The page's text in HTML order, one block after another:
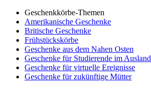
Geschenkkörbe-Themen
Amerikanische Geschenke
Britische Geschenke
Frühstückskörbe
Geschenke aus dem Nahen Osten
Geschenke für Studierende im Ausland
Geschenke für virtuelle Ereignisse
Geschenke für zukünftige Mütter